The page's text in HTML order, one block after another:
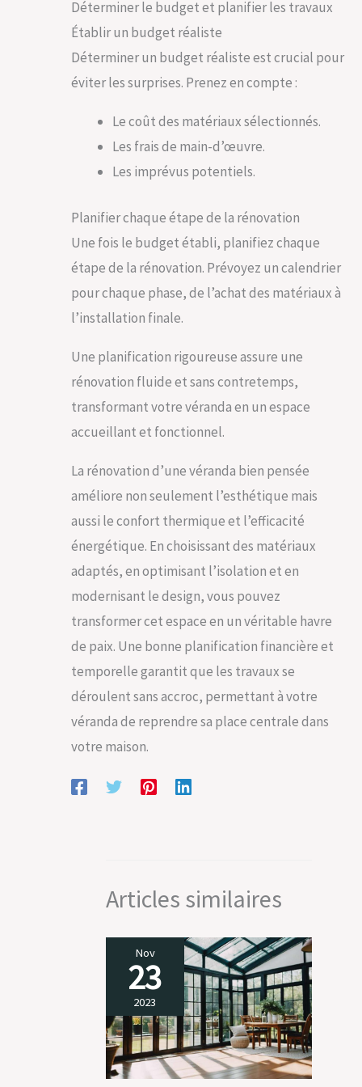
Déterminer le budget et planifier les travaux
Établir un budget réaliste
Déterminer un budget réaliste est crucial pour
éviter les surprises. Prenez en compte :
Le coût des matériaux sélectionnés.
Les frais de main-d’œuvre.
Les imprévus potentiels.
Planifier chaque étape de la rénovation
Une fois le budget établi, planifiez chaque
étape de la rénovation. Prévoyez un calendrier
pour chaque phase, de l’achat des matériaux à
l’installation finale.
Une planification rigoureuse assure une
rénovation fluide et sans contretemps,
transformant votre véranda en un espace
accueillant et fonctionnel.
La rénovation d’une véranda bien pensée
améliore non seulement l’esthétique mais
aussi le confort thermique et l’efficacité
énergétique. En choisissant des matériaux
adaptés, en optimisant l’isolation et en
modernisant le design, vous pouvez
transformer cet espace en un véritable havre
de paix. Une bonne planification financière et
temporelle garantit que les travaux se
déroulent sans accroc, permettant à votre
véranda de reprendre sa place centrale dans
votre maison.
Articles similaires
Nov
23
2023